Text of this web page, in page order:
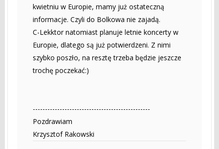
kwietniu w Europie, mamy już ostateczną
informacje. Czyli do Bolkowa nie zajadą.
C-Lekktor natomiast planuje letnie koncerty w
Europie, dlatego są już potwierdzeni. Z nimi
szybko poszło, na resztę trzeba będzie jeszcze
trochę poczekać:)
------------------------------------------------
Pozdrawiam
Krzysztof Rakowski